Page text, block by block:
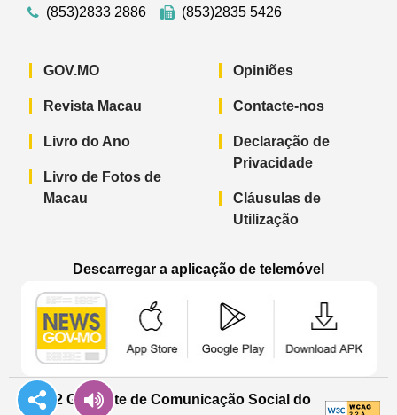
(853)2833 2886
(853)2835 5426
GOV.MO
Revista Macau
Livro do Ano
Livro de Fotos de
Macau
Opiniões
Contacte-nos
Declaração de
Privacidade
Cláusulas de
Utilização
Descarregar a aplicação de telemóvel
© 2022 Gabinete de Comunicação Social do